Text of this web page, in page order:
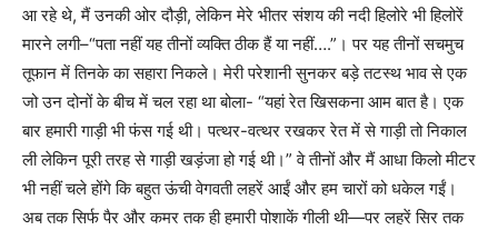
आ रहे थे,मैं उनकी ओर दौड़ी,लेकिन मेरे भीतर संशय की नदी हिलोरे भी हिलोरें
मारने लगी–“पता नहीं यह तीनों व्यक्ति ठीक हैं या नहीं….” । पर यह तीनों सचमुच
तूफान में तिनके का सहारा निकले। मेरी परेशानी सुनकर बड़े तटस्थ भाव से एक
जो उन दोनों के बीच में चल रहा था बोला- “यहां रेत खिसकना आम बात है। एक
बार हमारी गाड़ी भी फंस गई थी। पत्थर-वत्थर रखकर रेत में से गाड़ी तो निकाल
ली लेकिन पूरी तरह से गाड़ी खड़ंजा हो गई थी।”वे तीनों और मैं आधा किलो मीटर
भी नहीं चले होंगे कि बहुत ऊंची वेगवती लहरें आईं और हम चारों को धकेल गईं।
अब तक सिर्फ पैर और कमर तक ही हमारी पोशाकें गीली थी—पर लहरें सिर तक